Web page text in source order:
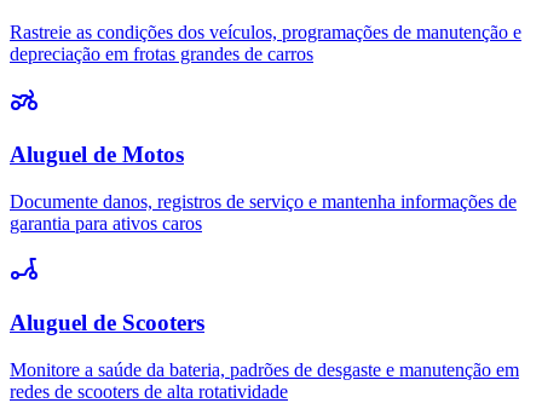
Rastreie as condições dos veículos, programações de manutenção e
depreciação em frotas grandes de carros
Aluguel de Motos
Documente danos, registros de serviço e mantenha informações de
garantia para ativos caros
Aluguel de Scooters
Monitore a saúde da bateria, padrões de desgaste e manutenção em
redes de scooters de alta rotatividade